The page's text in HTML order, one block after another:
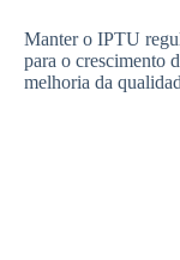
Manter o IPTU
para o crescimento
melhoria da